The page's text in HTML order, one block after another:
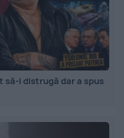
să-l distrugă dar a spus